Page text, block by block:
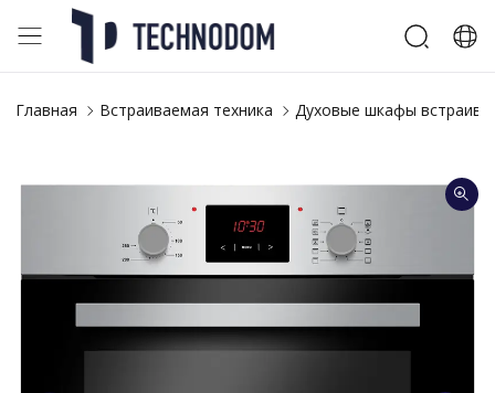
Главная Встраиваемая техника Духовые шкафы